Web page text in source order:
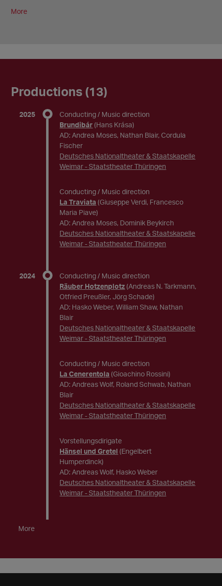
More
Productions (13)
2025
Conducting / Music direction
Brundibár (Hans Krása)
AD: Andrea Moses, Nathan Blair, Cordula
Fischer
Deutsches Nationaltheater & Staatskapelle
Weimar - Staatstheater Thüringen
Conducting / Music direction
La Traviata (Giuseppe Verdi, Francesco
Maria Piave)
AD: Andrea Moses, Dominik Beykirch
Deutsches Nationaltheater & Staatskapelle
Weimar - Staatstheater Thüringen
2024
Conducting / Music direction
Räuber Hotzenplotz (Andreas N. Tarkmann,
Otfried Preußler, Jörg Schade)
AD: Hasko Weber, William Shaw, Nathan
Blair
Deutsches Nationaltheater & Staatskapelle
Weimar - Staatstheater Thüringen
Conducting / Music direction
La Cenerentola (Gioachino Rossini)
AD: Andreas Wolf, Roland Schwab, Nathan
Blair
Deutsches Nationaltheater & Staatskapelle
Weimar - Staatstheater Thüringen
Vorstellungsdirigate
Hänsel und Gretel (Engelbert
Humperdinck)
AD: Andreas Wolf, Hasko Weber
Deutsches Nationaltheater & Staatskapelle
Weimar - Staatstheater Thüringen
More